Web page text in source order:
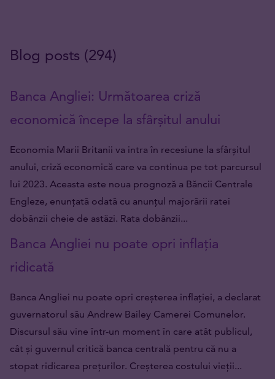
Blog posts (294)
Banca Angliei: Următoarea criză
economică începe la sfârșitul anului
Economia Marii Britanii va intra în recesiune la sfârșitul
anului, criză economică care va continua pe tot parcursul
lui 2023. Aceasta este noua prognoză a Băncii Centrale
Engleze, enunțată odată cu anunțul majorării ratei
dobânzii cheie de astăzi. Rata dobânzii...
Banca Angliei nu poate opri inflația
ridicată
Banca Angliei nu poate opri creșterea inflației, a declarat
guvernatorul său Andrew Bailey Camerei Comunelor.
Discursul său vine într-un moment în care atât publicul,
cât și guvernul critică banca centrală pentru că nu a
stopat ridicarea prețurilor. Creșterea costului vieții...